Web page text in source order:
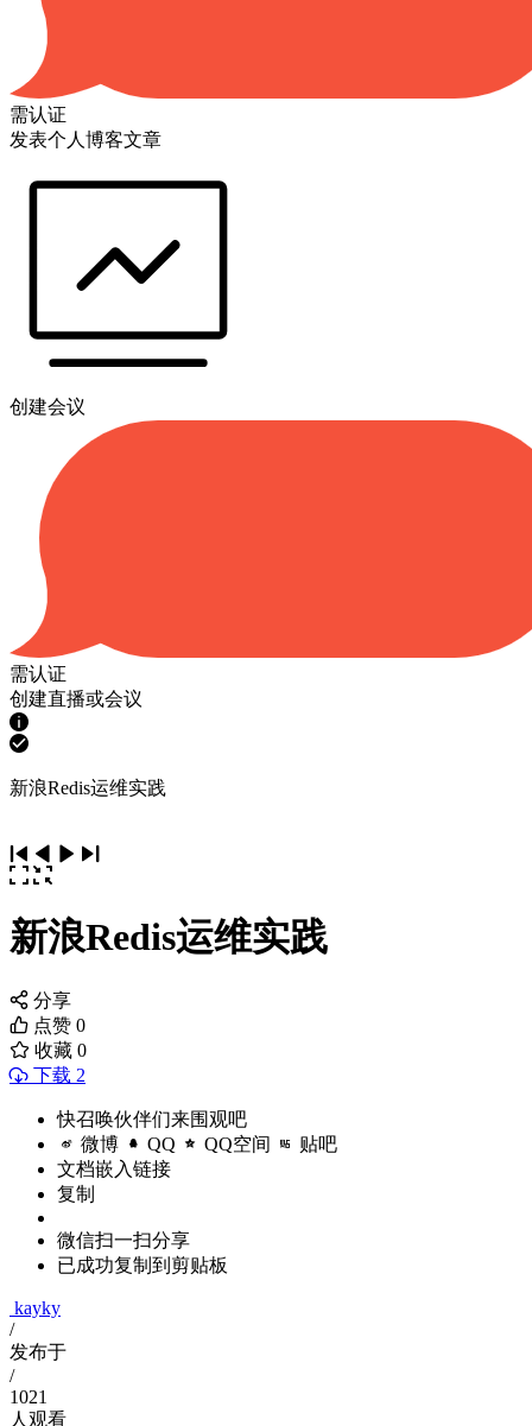
需认证
发表个人博客文章
创建会议
需认证
创建直播或会议
新浪Redis运维实践
新浪Redis运维实践
分享
点赞 0
收藏 0
下载 2
快召唤伙伴们来围观吧
微博 QQ QQ空间 贴吧
文档嵌入链接
复制
微信扫一扫分享
已成功复制到剪贴板
kayky
/
发布于
/
1021
人观看